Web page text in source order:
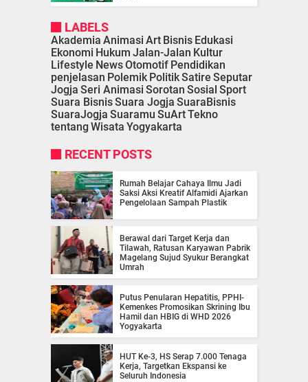
LABELS
Akademia Animasi Art Bisnis Edukasi
Ekonomi Hukum Jalan-Jalan Kultur
Lifestyle NewsOtomotif Pendidikan
penjelasan Polemik PolitikSatire Seputar
Jogja Seri Animasi Sorotan Sosial Sport
Suara BisnisSuara Jogja SuaraBisnis
SuaraJogja Suaramu SuArtTekno
tentang Wisata Yogyakarta
RECENT POSTS
Rumah Belajar Cahaya Ilmu Jadi
Saksi Aksi Kreatif Alfamidi Ajarkan
Pengelolaan Sampah Plastik
Berawal dari Target Kerja dan
Tilawah, Ratusan Karyawan Pabrik
Magelang Sujud Syukur Berangkat
Umrah
Putus Penularan Hepatitis, PPHI-
Kemenkes Promosikan Skrining Ibu
Hamil dan HBIG di WHD 2026
Yogyakarta
HUT Ke-3, HS Serap 7.000 Tenaga
Kerja, Targetkan Ekspansi ke
Seluruh Indonesia